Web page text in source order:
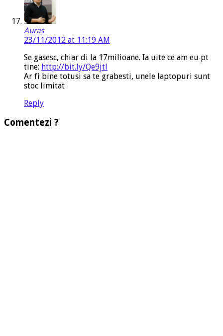
Auras
23/11/2012 at 11:19 AM
Se gasesc, chiar di la 17milioane. Ia uite ce am eu pt
tine: http://bit.ly/Qe9jtl
Ar fi bine totusi sa te grabesti, unele laptopuri sunt
stoc limitat
Reply
Comentezi ?